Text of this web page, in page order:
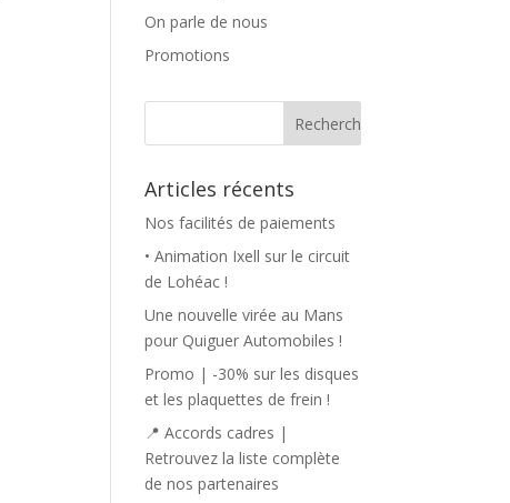
On parle de nous
Promotions
Articles récents
Nos facilités de paiements
• Animation Ixell sur le circuit
de Lohéac !
Une nouvelle virée au Mans
pour Quiguer Automobiles !
Promo | -30% sur les disques
et les plaquettes de frein !
📍 Accords cadres |
Retrouvez la liste complète
de nos partenaires